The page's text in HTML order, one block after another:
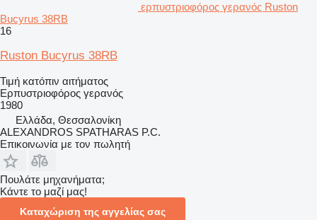
ερπυστριοφόρος γερανός Ruston
Bucyrus 38RB
16
Ruston Bucyrus 38RB
Τιμή κατόπιν αιτήματος
Ερπυστριοφόρος γερανός
1980
Ελλάδα, Θεσσαλονίκη
ALEXANDROS SPATHARAS P.C.
Επικοινωνία με τον πωλητή
Πουλάτε μηχανήματα;
Κάντε το μαζί μας!
Καταχώριση της αγγελίας σας